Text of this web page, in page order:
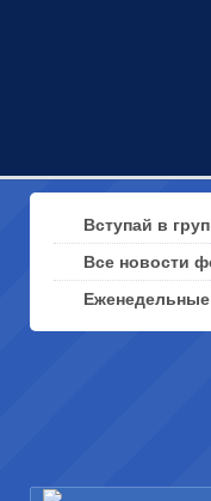
Вступай в
Все новости